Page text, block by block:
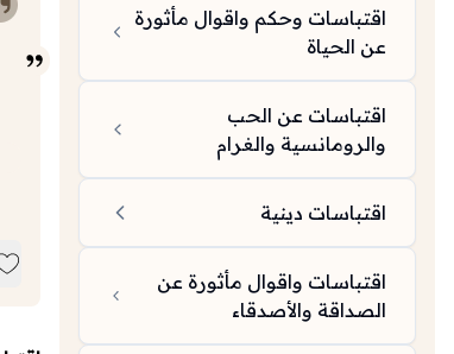
اقتباسات وحكم واقوال مأثورة
عن الحياة
اقتباسات عن الحب
والرومانسية والغرام
اقتباسات دينية
اقتباسات واقوال مأثورة عن
الصداقة والأصدقاء